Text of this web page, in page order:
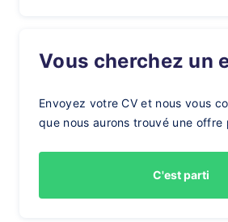
Vous cherchez un
Envoyez votre CV et nous vous
que nous aurons trouvé une offre
C'est parti